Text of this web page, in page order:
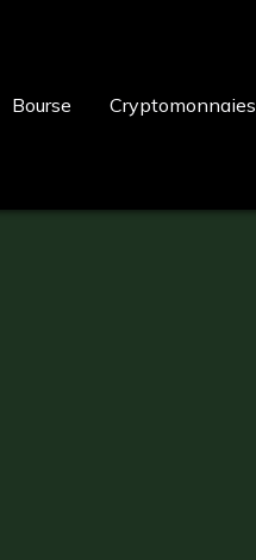
Bourse Cryptomonnaies